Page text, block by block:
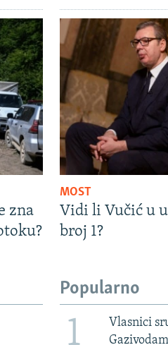
zna
MOST
Vidi li Vučić u
broj 1?
Popularno
1
Vlasnici